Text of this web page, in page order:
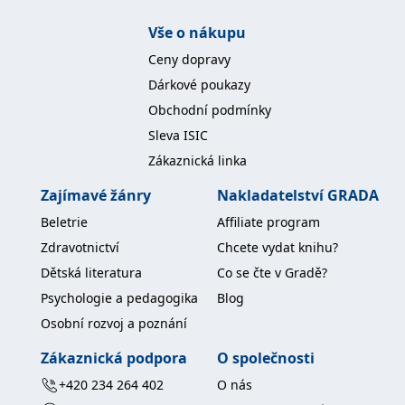
Vše o nákupu
Ceny dopravy
Dárkové poukazy
Obchodní podmínky
Sleva ISIC
Zákaznická linka
Zajímavé žánry
Beletrie
Zdravotnictví
Dětská literatura
Psychologie a pedagogika
Osobní rozvoj a poznání
Nakladatelství GRADA
Affiliate program
Chcete vydat knihu?
Co se čte v Gradě?
Blog
Zákaznická podpora
+420 234 264 402
O společnosti
O nás